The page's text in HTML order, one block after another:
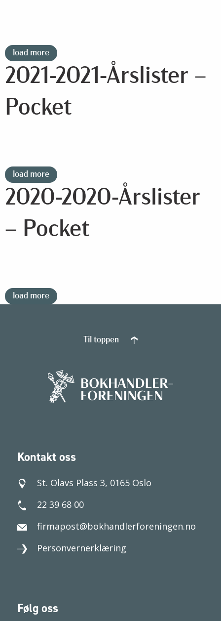
load more
2021-2021-Årslister –
Pocket
load more
2020-2020-Årslister
– Pocket
load more
Kontakt oss
St. Olavs Plass 3, 0165 Oslo
22 39 68 00
firmapost@bokhandlerforeningen.no
Personvernerklæring
Følg oss
Til toppen